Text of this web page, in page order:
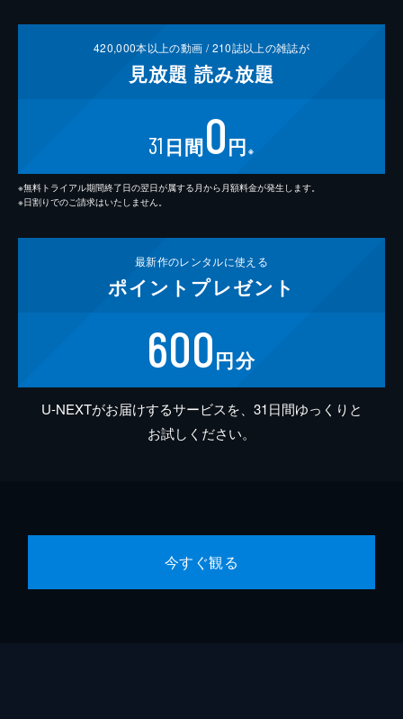
420,000本以上の動画 /210誌以上の雑誌が
見放題 読み放題
31 日間0円 ※
※無料トライアル期間終了日の翌日が属する月から月額料金が発生します。
※日割りでのご請求はいたしません。
最新作のレンタルに使える
ポイント プレゼント
600円分
U-NEXTがお届けするサービスを、31日間ゆっくりと
お試しください。
今すぐ観る